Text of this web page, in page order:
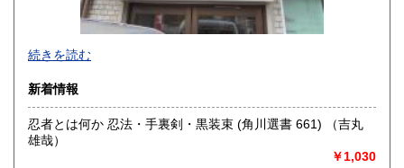
300円 長崎県
熊本県
宮崎県
沖縄県 300円
不死鳥BOOKSでは、書籍だけでなくCD、DVD、レコード、
ゲーム、おもちゃ、骨董品まであらゆるものの買い取りがで
にお問い合わせください。出張費は、無料です。
沿線名：伯備線・桃太郎線(吉備線)
最寄駅：総社駅
続きを読む
新着情報
忍者とは何か 忍法・手裏剣・黒装束 (角川選書 661) （吉丸
雄哉）
￥1,030